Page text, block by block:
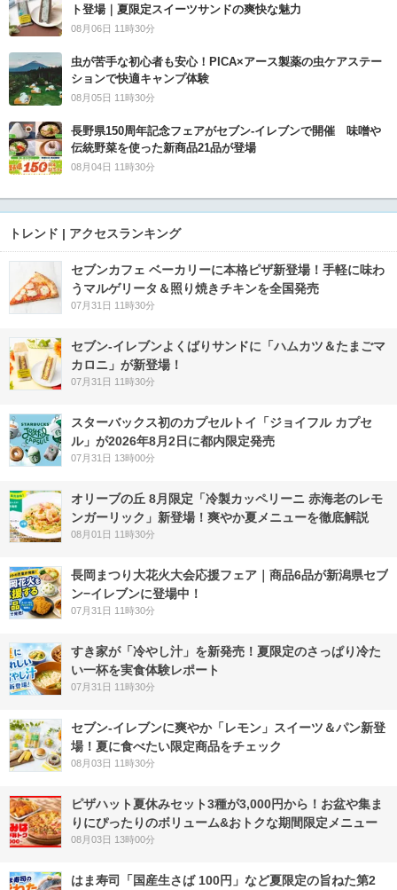
ト登場｜夏限定スイーツサンドの爽快な魅力
08月06日 11時30分
虫が苦手な初心者も安心！PICA×アース製薬の虫ケアステー
ションで快適キャンプ体験
08月05日 11時30分
長野県150周年記念フェアがセブン-イレブンで開催 味噌や
伝統野菜を使った新商品21品が登場
08月04日 11時30分
トレンド | アクセスランキング
セブンカフェ ベーカリーに本格ピザ新登場！手軽に味わ
うマルゲリータ＆照り焼きチキンを全国発売
07月31日 11時30分
セブン‐イレブンよくばりサンドに「ハムカツ＆たまごマ
カロニ」が新登場！
07月31日 11時30分
スターバックス初のカプセルトイ「ジョイフル カプセ
ル」が2026年8月2日に都内限定発売
07月31日 13時00分
オリーブの丘 8月限定「冷製カッペリーニ 赤海老のレモ
ンガーリック」新登場！爽やか夏メニューを徹底解説
08月01日 11時30分
長岡まつり大花火大会応援フェア｜商品6品が新潟県セブ
ン−イレブンに登場中！
07月31日 11時30分
すき家が「冷やし汁」を新発売！夏限定のさっぱり冷た
い一杯を実食体験レポート
07月31日 11時30分
セブン‐イレブンに爽やか「レモン」スイーツ＆パン新登
場！夏に食べたい限定商品をチェック
08月03日 11時30分
ピザハット夏休みセット3種が3,000円から！お盆や集ま
りにぴったりのボリューム&おトクな期間限定メニュー
08月03日 13時00分
はま寿司「国産生さば 100円」など夏限定の旨ねた第2